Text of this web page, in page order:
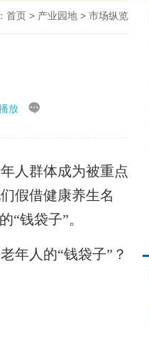
首页 > 产业园地 > 市场纵览
放 
人群体成为被重点
假借健康养生名
“钱袋子”。
年人的“钱袋子”？